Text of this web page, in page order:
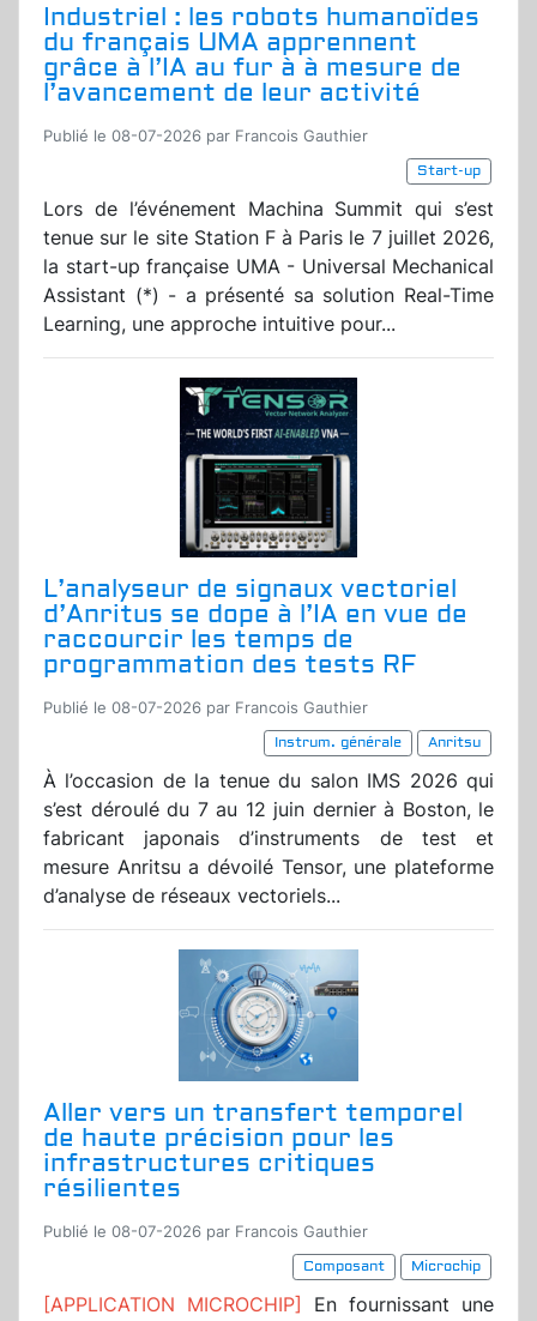
Industriel : les robots humanoïdes
du français UMA apprennent
grâce à l’IA au fur à à mesure de
l’avancement de leur activité
Publié le 08-07-2026 par Francois Gauthier
Start-up
Lors de l’événement Machina Summit qui s’est
tenue sur le site Station F à Paris le 7 juillet 2026,
la start-up française UMA - Universal Mechanical
Assistant (*) - a présenté sa solution Real-Time
Learning, une approche intuitive pour...
L’analyseur de signaux vectoriel
d’Anritus se dope à l’IA en vue de
raccourcir les temps de
programmation des tests RF
Publié le 08-07-2026 par Francois Gauthier
Instrum. générale
Anritsu
À l’occasion de la tenue du salon IMS 2026 qui
s’est déroulé du 7 au 12 juin dernier à Boston, le
fabricant japonais d’instruments de test et
mesure Anritsu a dévoilé Tensor, une plateforme
d’analyse de réseaux vectoriels...
Aller vers un transfert temporel
de haute précision pour les
infrastructures critiques
résilientes
Publié le 08-07-2026 par Francois Gauthier
Composant
Microchip
[APPLICATION MICROCHIP] En fournissant une